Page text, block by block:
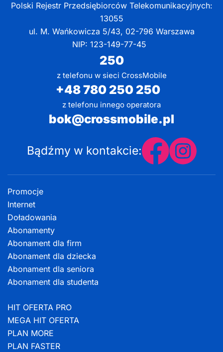
Polski Rejestr Przedsiębiorców Telekomunikacyjnych:
13055
ul. M. Wańkowicza 5/43, 02-796 Warszawa
NIP: 123-149-77-45
250
z telefonu w sieci CrossMobile
+48 780 250 250
z telefonu innego operatora
bok@crossmobile.pl
Bądźmy w kontakcie:
Promocje
Internet
Doładowania
Abonamenty
Abonament dla firm
Abonament dla dziecka
Abonament dla seniora
Abonament dla studenta
HIT OFERTA PRO
MEGA HIT OFERTA
PLAN MORE
PLAN FASTER